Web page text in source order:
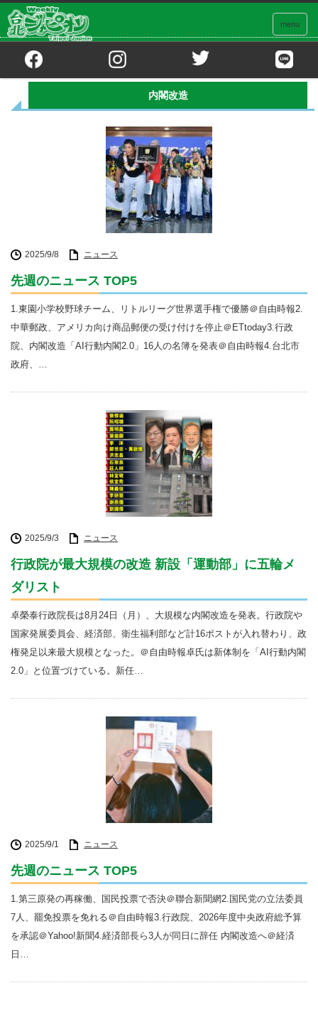
menu
ホーム
内閣改造
2025/9/8 ニュース
先週のニュース TOP5
1.東園小学校野球チーム、リトルリーグ世界選手権で優勝＠自由時報2.
中華郵政、アメリカ向け商品郵便の受け付けを停止＠ETtoday3.行政
院、内閣改造「AI行動内閣2.0」16人の名簿を発表＠自由時報4.台北市
政府、…
2025/9/3 ニュース
行政院が最大規模の改造 新設「運動部」に五輪メ
ダリスト
卓榮泰行政院長は8月24日（月）、大規模な内閣改造を発表。行政院や
国家発展委員会、経済部、衛生福利部など計16ポストが入れ替わり、政
権発足以来最大規模となった。＠自由時報卓氏は新体制を「AI行動内閣
2.0」と位置づけている。新任…
2025/9/1 ニュース
先週のニュース TOP5
1.第三原発の再稼働、国民投票で否決＠聯合新聞網2.国民党の立法委員
7人、罷免投票を免れる＠自由時報3.行政院、2026年度中央政府総予算
を承認＠Yahoo!新聞4.経済部長ら3人が同日に辞任 内閣改造へ＠経済
日…